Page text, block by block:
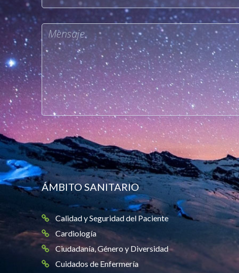
ÁMBITO SANITARIO
Calidad y Seguridad del Paciente
Cardiología
Ciudadanía, Género y Diversidad
Cuidados de Enfermería